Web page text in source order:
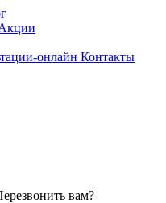
онлайн Контакты
вам?